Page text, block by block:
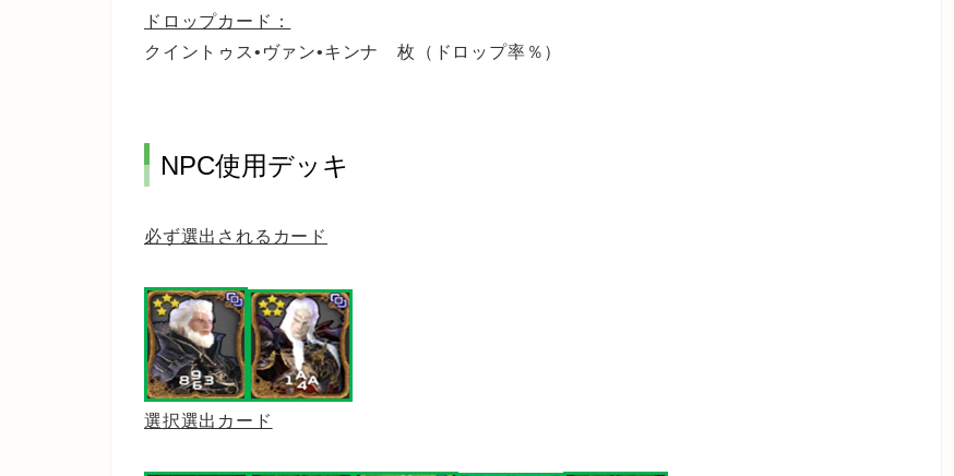
ドロップカード：
クイントゥス•ヴァン•キンナ 枚（ドロップ率％）
NPC使用デッキ
必ず選出されるカード
選択選出カード